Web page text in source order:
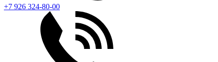
+7 926 324-80-00